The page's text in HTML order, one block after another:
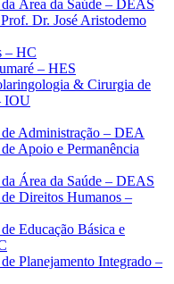
Área da Saúde – DEAS
Dr. José Aristodemo
– HC
– HES
& Cirurgia de
IOU
Administração – DEA
Apoio e Permanência
Área da Saúde – DEAS
Direitos Humanos –
Educação Básica e
Planejamento Integrado –